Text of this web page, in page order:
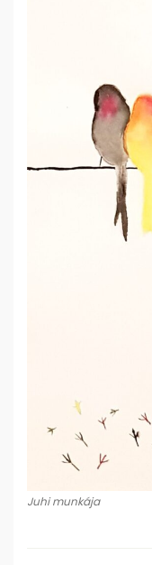
Juhi munkája